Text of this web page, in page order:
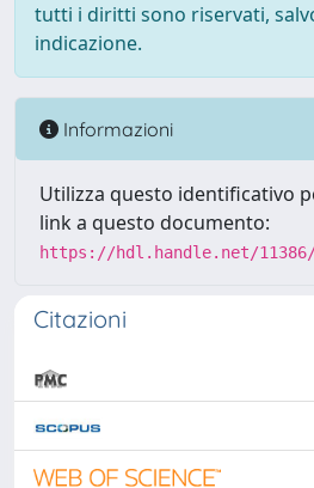
tutti i diritti sono riservati,
indicazione.
Informazioni
Utilizza questo identificativo
link a questo documento:
https://hdl.handle.net/11386/
Citazioni